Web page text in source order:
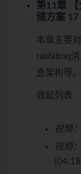
第11章
储方案 17
本章主要
rabbitmq
息架构等。
收起列表
视频：
视频：